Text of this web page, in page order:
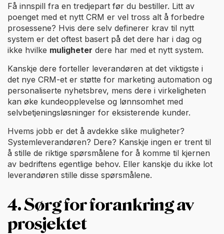
Få innspill fra en tredjepart før du bestiller. Litt av
poenget med et nytt CRM er vel tross alt å forbedre
prosessene? Hvis dere selv definerer krav til nytt
system er det oftest basert på det dere har i dag og
ikke hvilke muligheter dere har med et nytt system.
Kanskje dere forteller leverandøren at det viktigste i
det nye CRM-et er støtte for marketing automation og
personaliserte nyhetsbrev, mens dere i virkeligheten
kan øke kundeopplevelse og lønnsomhet med
selvbetjeningsløsninger for eksisterende kunder.
Hvems jobb er det å avdekke slike muligheter?
Systemleverandøren? Dere? Kanskje ingen er trent til
å stille de riktige spørsmålene for å komme til kjernen
av bedriftens egentlige behov. Eller kanskje du ikke lot
leverandøren stille disse spørsmålene.
4. Sørg for forankring av
prosjektet